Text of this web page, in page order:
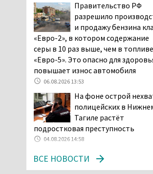
06.08.2026 14:25
Правительство РФ
разрешило
и продажу бензина
«Евро-2», в котором содержание
серы в 10 раз выше, чем в топливе
«Евро-5». Это опасно для здоровья
06.08.2026 13:53
В Детской городской
больнице № 3 Нижнего
Тагила опровергли
заявили, что их дочь в палате
покусала бельевая вошь
Правительство РФ
разрешило
и продажу бензина
«Евро-2», в котором содержание
серы в 10 раз выше, чем в топливе
«Евро-5». Это опасно для
повышает износ автомобиля
06.08.2026 13:53
На фоне острой
полицейских в
Тагиле растёт
подростковая преступность
04.08.2026 14:58
ВСЕ НОВОСТИ